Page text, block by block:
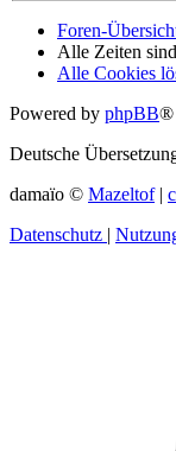
Foren-
Alle Zeiten sind
Alle Cookies
Powered by phpBB®
Deutsche
damaïo © Mazeltof|
Datenschutz |